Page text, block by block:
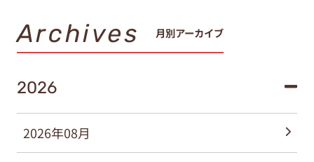
Archives 月別アーカイブ
2026
2026年08月